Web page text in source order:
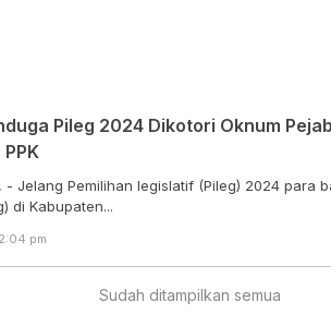
Pileg 2024 Dikotori Oknum
- Jelang Pemilihan legislatif (Pileg) 2024 para
di Kabupaten...
pm
Sudah ditampilkan semua